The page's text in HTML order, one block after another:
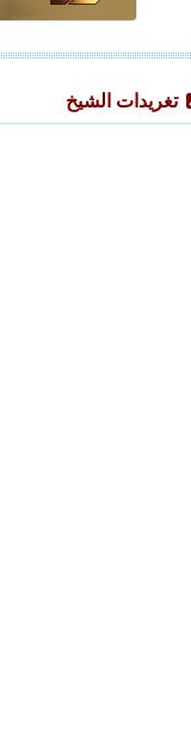
تغريدات الشيخ